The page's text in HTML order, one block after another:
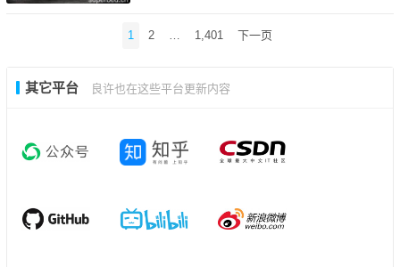
航
1 2 1,401 下一页
其它平台 良许也在这些平台更新内容